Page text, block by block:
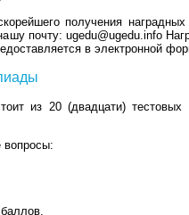
получения
почту: ugedu@ugedu.info
в электронной
из 20 (двадцати)
вопросы: